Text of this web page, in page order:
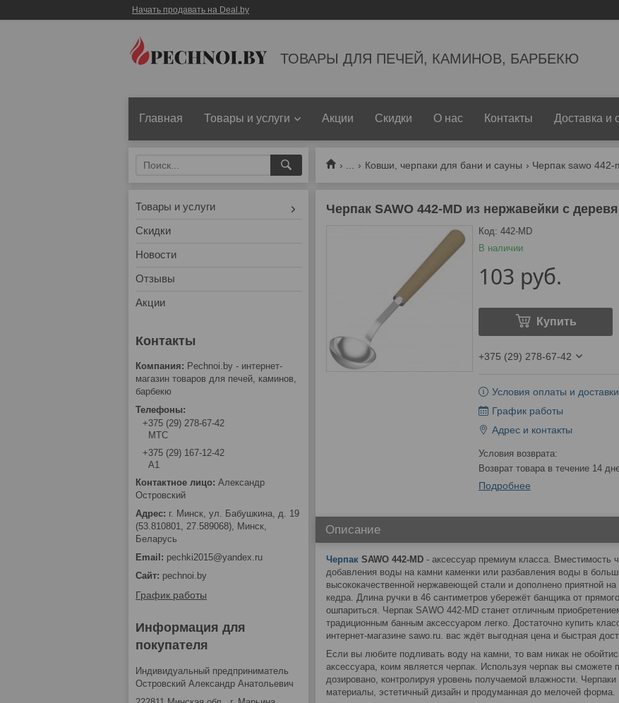
Начать продавать на Deal.by
ТОВАРЫ ДЛЯ ПЕЧЕЙ, КАМИНОВ, БАРБЕКЮ
Главная Товары и услуги Акции Скидки О нас Контакты Доставка и
Ковши, черпаки для бани и сауны Черпак sawo 442-
Черпак SAWO 442-MD из нержавейки с
В наличии
Код: 442-MD
103 руб.
Купить
+375 (29) 278-67-42
Условия оплаты и доставки
График работы
Адрес и контакты
возврат товара в течение 14
Подробнее
Описание
Черпак SAWO 442-MD - аксессуар премиум класса. Вместимость
добавления воды на камни каменки или разбавления воды в
высококачественной нержавеющей стали и дополнено приятной
кедра. Длина ручки в 46 сантиметров убережёт банщика от
ошпариться. Черпак SAWO 442-MD станет отличным
традиционным банным аксессуаром легко. Достаточно купить
интернет-магазине sawo.ru. вас ждёт выгодная цена и быстрая
Если вы любите подливать воду на камни, то вам никак не
аксессуара, коим является черпак. Используя черпак вы сможете
дозировано, контролируя уровень получаемой влажности.
материалы, эстетичный дизайн и продуманная до мелочей форма.
Товары и услуги
Скидки
Новости
Отзывы
Акции
Pechnoi.by - интернет-
магазин товаров для печей, каминов,
барбекю
+375 (29) 278-67-42
МТС
+375 (29) 167-12-42
А1
Александр
Островский
г. Минск, ул. Бабушкина, д. 19
(53.810801, 27.589068), Минск,
Беларусь
pechki2015@yandex.ru
pechnoi.by
График работы
Информация для
покупателя
Индивидуальный предприниматель
Островский Александр Анатольевич